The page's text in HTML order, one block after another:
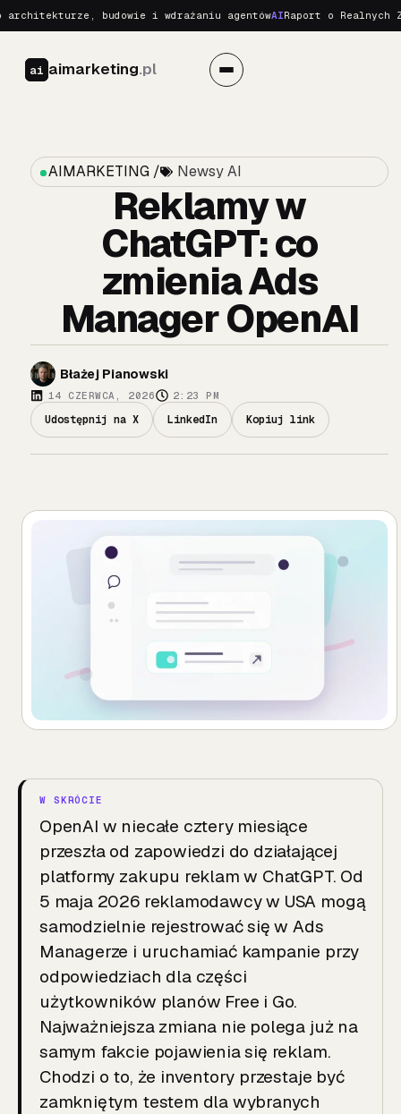
budowie i wdrażaniu agentówAIRaport o Realnych
ai aimarketing.pl
AIMARKETING / Newsy AI
Reklamy w
ChatGPT: co
zmienia Ads
Manager OpenAI
Błażej Pianowski
14 CZERWCA, 2026 2:23 PM
Udostępnij na X LinkedIn Kopiuj link
OpenAI w niecałe cztery miesiące
przeszła od zapowiedzi do działającej
platformy zakupu reklam w ChatGPT. Od
5 maja 2026 reklamodawcy w USA mogą
samodzielnie rejestrować się w Ads
Managerze i uruchamiać kampanie przy
odpowiedziach dla części
użytkowników planów Free i Go.
Najważniejsza zmiana nie polega już na
samym fakcie pojawienia się reklam.
Chodzi o to, że inventory przestaje być
zamkniętym testem dla wybranych